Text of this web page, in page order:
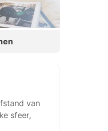
van
sfeer,